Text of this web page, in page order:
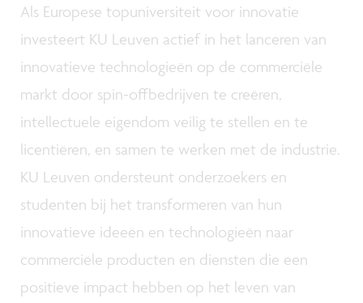
Als Europese topuniversiteit voor innovatie
investeert KU Leuven actief in het lanceren van
innovatieve technologieën op de commerciële
markt door spin-offbedrijven te creëren,
intellectuele eigendom veilig te stellen en te
licentiëren, en samen te werken met de industrie.
KU Leuven ondersteunt onderzoekers en
studenten bij het transformeren van hun
innovatieve ideeën en technologieën naar
commerciële producten en diensten die een
positieve impact hebben op het leven van